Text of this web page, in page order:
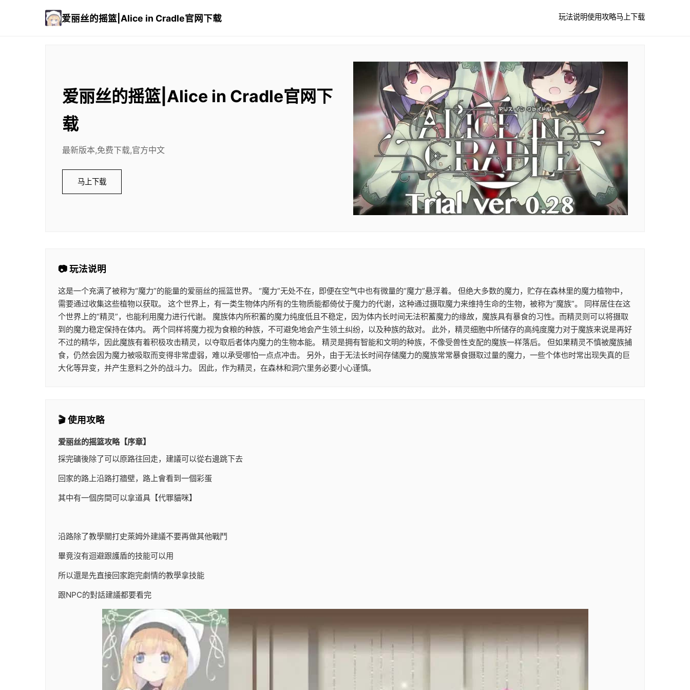
爱丽丝的摇篮|Alice in Cradle官网下载 玩法说明使用攻略马上下载
爱丽丝的摇篮|Alice in Cradle官网下
载
最新版本,免费下载,官方中文
马上下载
📷 玩法说明
这是一个充满了被称为“魔力”的能量的爱丽丝的摇篮世界。 “魔力”无处不在，即便在空气中也有微量的“魔力”悬浮着。 但绝大多数的魔力，贮存在森林里的魔力植物中，
需要通过收集这些植物以获取。 这个世界上，有一类生物体内所有的生物质能都倚仗于魔力的代谢，这种通过摄取魔力来维持生命的生物，被称为“魔族”。 同样居住在这
个世界上的“精灵”，也能利用魔力进行代谢。 魔族体内所积蓄的魔力纯度低且不稳定，因为体内长时间无法积蓄魔力的缘故，魔族具有暴食的习性。而精灵则可以将摄取
到的魔力稳定保持在体内。 两个同样将魔力视为食粮的种族，不可避免地会产生领土纠纷，以及种族的敌对。 此外，精灵细胞中所储存的高纯度魔力对于魔族来说是再好
不过的精华，因此魔族有着积极攻击精灵，以夺取后者体内魔力的生物本能。 精灵是拥有智能和文明的种族，不像受兽性支配的魔族一样落后。 但如果精灵不慎被魔族捕
食，仍然会因为魔力被吸取而变得非常虚弱，难以承受哪怕一点点冲击。 另外，由于无法长时间存储魔力的魔族常常暴食摄取过量的魔力，一些个体也时常出现失真的巨
大化等异变，并产生意料之外的战斗力。 因此，作为精灵，在森林和洞穴里务必要小心谨慎。
🎬 使用攻略
爱丽丝的摇篮攻略【序章】
採完礦後除了可以原路往回走，建議可以從右邊跳下去
回家的路上沿路打牆壁，路上會看到一個彩蛋
其中有一個房間可以拿道具【代罪貓咪】
沿路除了教學關打史萊姆外建議不要再做其他戰鬥
畢竟沒有迴避跟護盾的技能可以用
所以還是先直接回家跑完劇情的教學拿技能
跟NPC的對話建議都要看完